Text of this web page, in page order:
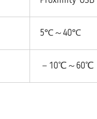
5℃～40℃
－10℃～60℃